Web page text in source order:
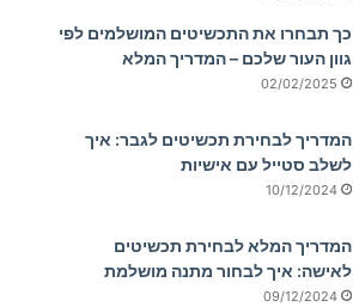
כך תבחרו את התכשיטים המושלמים לפי
גוון העור שלכם – המדריך המלא
02/02/2025
המדריך לבחירת תכשיטים לגבר: איך
לשלב סטייל עם אישיות
10/12/2024
המדריך המלא לבחירת תכשיטים
לאישה: איך לבחור מתנה מושלמת
09/12/2024